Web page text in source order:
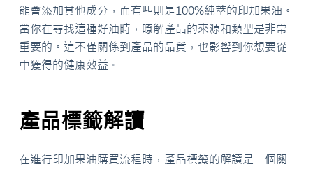
能會添加其他成分，而有些則是100%純萃的印加果油。
當你在尋找這種好油時，瞭解產品的來源和類型是非常
重要的。這不僅關係到產品的品質，也影響到你想要從
中獲得的健康效益。
產品標籤解讀
在進行印加果油購買流程時，產品標籤的解讀是一個關